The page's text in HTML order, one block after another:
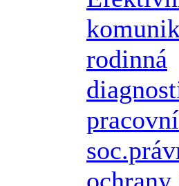
rodinná